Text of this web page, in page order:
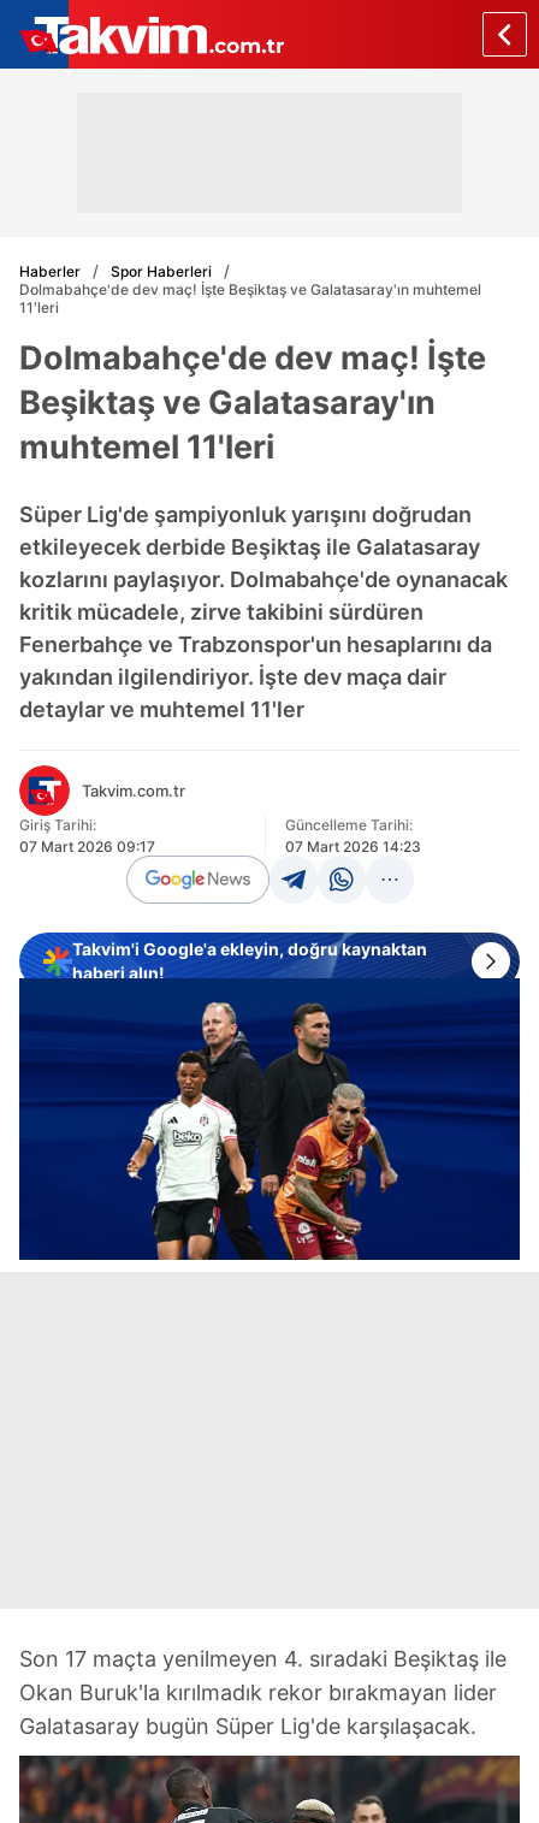
Haberler
Spor Haberleri
Dolmabahçe'de dev maç! İşte Beşiktaş ve Galatasaray'ın muhtemel
11'leri
Dolmabahçe'de dev maç! İşte
Beşiktaş ve Galatasaray'ın
muhtemel 11'leri
Süper Lig'de şampiyonluk yarışını doğrudan
etkileyecek derbide Beşiktaş ile Galatasaray
kozlarını paylaşıyor. Dolmabahçe'de oynanacak
kritik mücadele, zirve takibini sürdüren
Fenerbahçe ve Trabzonspor'un hesaplarını da
yakından ilgilendiriyor. İşte dev maça dair
detaylar ve muhtemel 11'ler
Takvim.com.tr
Giriş Tarihi:
07 Mart 2026 09:17
Güncelleme Tarihi:
07 Mart 2026 14:23
Takvim'i Google'a ekleyin, doğru kaynaktan
haberi alın!
Son 17 maçta yenilmeyen 4. sıradaki Beşiktaş ile
Okan Buruk'la kırılmadık rekor bırakmayan lider
Galatasaray bugün Süper Lig'de karşılaşacak.